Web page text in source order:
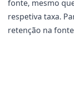
fonte, mesmo
respetiva taxa.
retenção na